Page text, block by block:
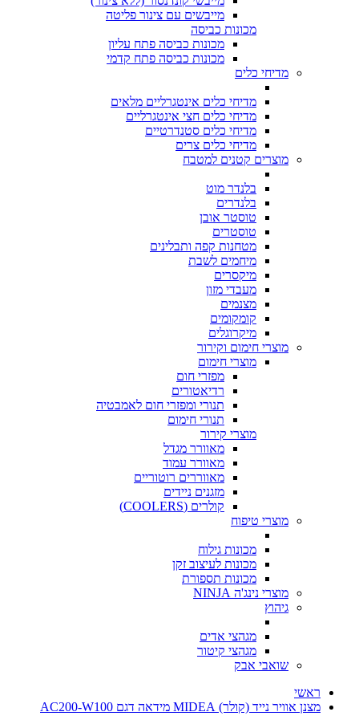
מייבשים עם צינור פליטה
מכונות כביסה
מכונות כביסה פתח עליון
מכונות כביסה פתח קדמי
מדיחי כלים
מדיחי כלים אינטגרליים מלאים
מדיחי כלים חצי אינטגרליים
מדיחי כלים סטנדרטיים
מדיחי כלים צרים
מוצרים קטנים למטבח
בלנדר מוט
בלנדרים
טוסטר אובן
טוסטרים
מטחנות קפה ותבלינים
מיחמים לשבת
מיקסרים
מעבדי מזון
מצנמים
קומקומים
מיקרוגלים
מוצרי חימום וקירור
מוצרי חימום
מפזרי חום
רדיאטורים
תנורי ומפזרי חום לאמבטיה
תנורי חימום
מוצרי קירור
מאוורר מגדל
מאוורר עמוד
מאווררים רוטוריים
מזגנים ניידים
קולרים (COOLERS)
מוצרי טיפוח
מכונות גילוח
מכונות לעיצוב זקן
מכונות תספורת
מוצרי נינג'ה NINJA
גיהוץ
מגהצי אדים
מגהצי קיטור
שואבי אבק
ראשי
מצנן אוויר נייד (קולר) MIDEA מידאה דגם AC200-W100